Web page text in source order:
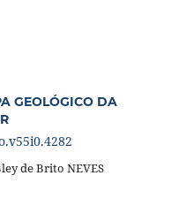
GEOLÓGICO DA
de Brito NEVES